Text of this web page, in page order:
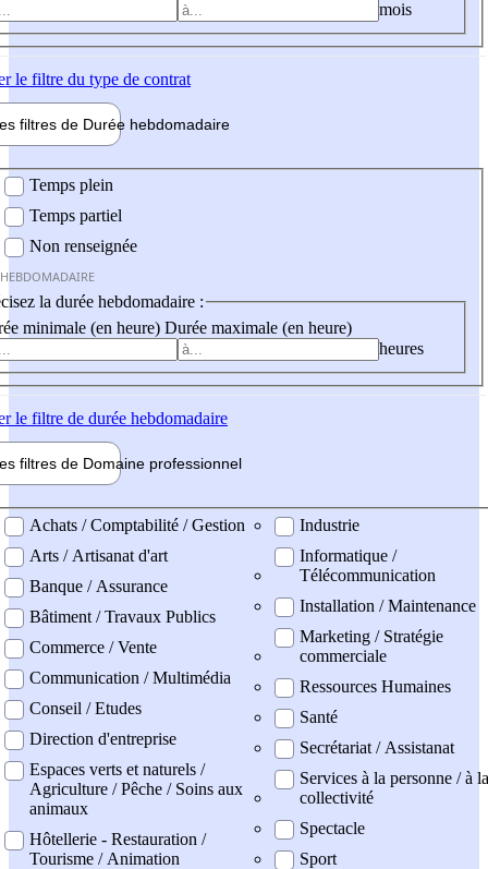
mois
le filtre du type de contrat
filtres de Durée hebdomadaire
Temps plein
Temps partiel
Non renseignée
la durée hebdomadaire :
minimale (en heure) Durée maximale (en heure)
heures
le filtre de durée hebdomadaire
filtres de Domaine professionnel
professionel
Achats / Comptabilité / Gestion
Arts / Artisanat d'art
Banque / Assurance
Bâtiment / Travaux Publics
Commerce / Vente
Communication / Multimédia
Conseil / Etudes
Direction d'entreprise
Espaces verts et naturels /
Agriculture / Pêche / Soins aux
animaux
Hôtellerie - Restauration /
Tourisme / Animation
Industrie
Informatique /
Télécommunication
Installation / Maintenance
Marketing / Stratégie
commerciale
Ressources Humaines
Santé
Secrétariat / Assistanat
Services à la personne / à la
collectivité
Spectacle
Sport